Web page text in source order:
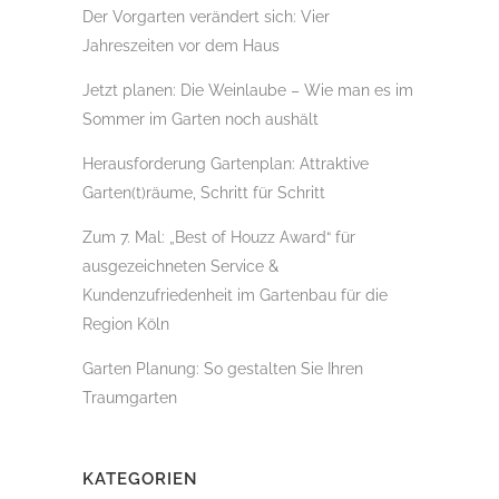
Der Vorgarten verändert sich: Vier
Jahreszeiten vor dem Haus
Jetzt planen: Die Weinlaube – Wie man es im
Sommer im Garten noch aushält
Herausforderung Gartenplan: Attraktive
Garten(t)räume, Schritt für Schritt
Zum 7. Mal: „Best of Houzz Award“ für
ausgezeichneten Service &
Kundenzufriedenheit im Gartenbau für die
Region Köln
Garten Planung: So gestalten Sie Ihren
Traumgarten
KATEGORIEN